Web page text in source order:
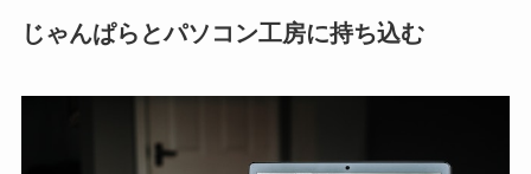
じゃんぱらとパソコン工房に持ち込む